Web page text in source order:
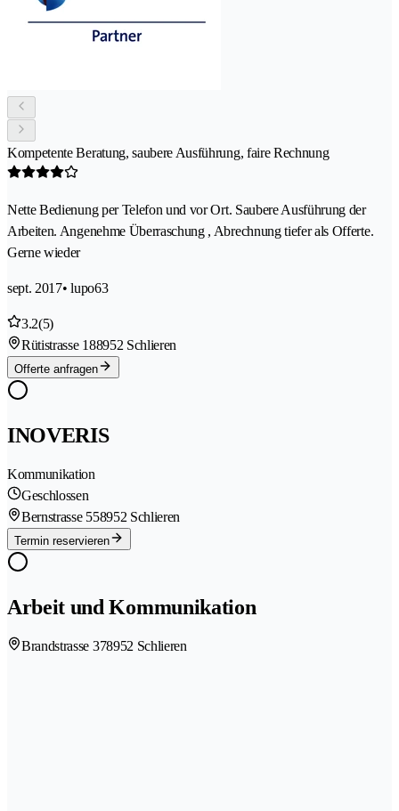
Kompetente Beratung, saubere Ausführung, faire Rechnung
Nette Bedienung per Telefon und vor Ort. Saubere Ausführung der
Arbeiten. Angenehme Überraschung , Abrechnung tiefer als Offerte.
Gerne wieder
sept. 2017• lupo63
3.2(5)
Rütistrasse 188952 Schlieren
Offerte anfragen
INOVERIS
Kommunikation
Geschlossen
Bernstrasse 558952 Schlieren
Termin reservieren
Arbeit und Kommunikation
Brandstrasse 378952 Schlieren